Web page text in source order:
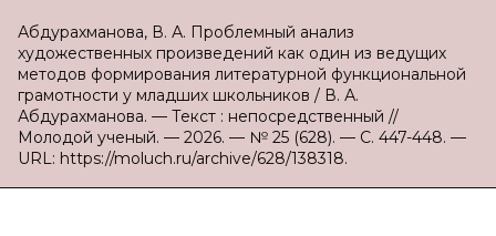
Абдурахманова, В. А. Проблемный анализ
художественных произведений как один из ведущих
методов формирования литературной функциональной
грамотности у младших школьников / В. А.
Абдурахманова. — Текст : непосредственный //
Молодой ученый. — 2026. — № 25 (628). — С. 447-448. —
URL: https://moluch.ru/archive/628/138318.